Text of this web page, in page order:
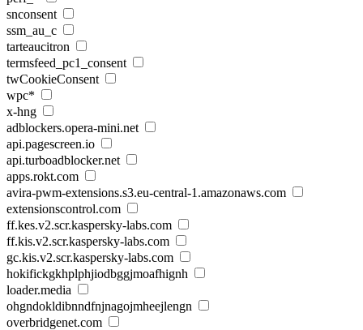
snconsent
ssm_au_c
tarteaucitron
termsfeed_pc1_consent
twCookieConsent
wpc*
x-hng
adblockers.opera-mini.net
api.pagescreen.io
api.turboadblocker.net
apps.rokt.com
avira-pwm-extensions.s3.eu-central-1.amazonaws.com
extensionscontrol.com
ff.kes.v2.scr.kaspersky-labs.com
ff.kis.v2.scr.kaspersky-labs.com
gc.kis.v2.scr.kaspersky-labs.com
hokifickgkhplphjiodbggjmoafhignh
loader.media
ohgndokldibnndfnjnagojmheejlengn
overbridgenet.com